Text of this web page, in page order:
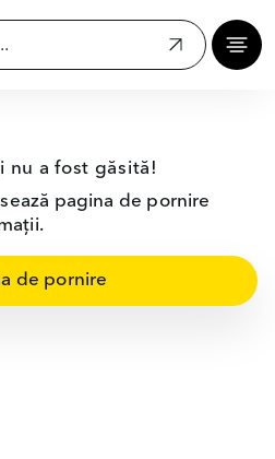
nu a fost găsită!
pagina de pornire
de pornire